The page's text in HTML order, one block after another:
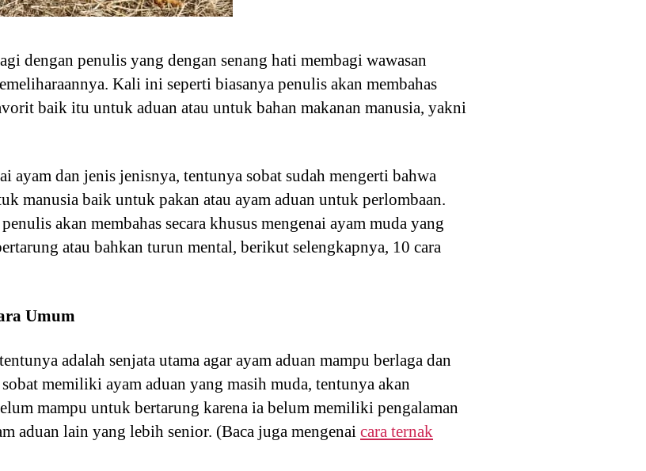
dengan penulis yang dengan senang hati membagi wawasan
Kali ini seperti biasanya penulis akan membahas
baik itu untuk aduan atau untuk bahan makanan manusia, yakni
ayam dan jenis jenisnya, tentunya sobat sudah mengerti bahwa
manusia baik untuk pakan atau ayam aduan untuk perlombaan.
akan membahas secara khusus mengenai ayam muda yang
atau bahkan turun mental, berikut selengkapnya, 10 cara
Umum
adalah senjata utama agar ayam aduan mampu berlaga dan
memiliki ayam aduan yang masih muda, tentunya akan
mampu untuk bertarung karena ia belum memiliki pengalaman
aduan lain yang lebih senior. (Baca juga mengenai cara ternak